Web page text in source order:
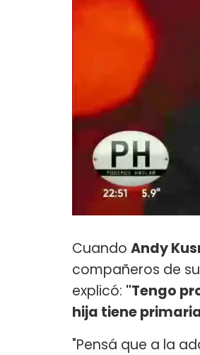
Cuando Andy
compañeros de
explicó: "Tengo
hija tiene
"Pensá que a la